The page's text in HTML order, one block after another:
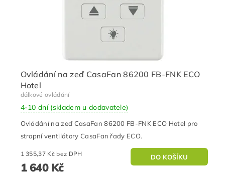
Ovládání na zeď CasaFan 86200 FB-FNK ECO
Hotel
dálkové ovládání
4-10 dní (skladem u dodavatele)
Ovládání na zeď CasaFan 86200 FB-FNK ECO Hotel pro
stropní ventilátory CasaFan řady ECO.
1 355,37 Kč bez DPH
1 640 Kč